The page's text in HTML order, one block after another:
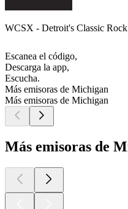
WCSX - Detroit's Classic
Escanea el código,
Descarga la app,
Escucha.
Más emisoras de Michigan
Más emisoras de Michigan
Más emisoras de